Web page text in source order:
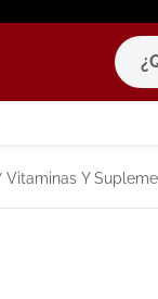
Vitaminas Y